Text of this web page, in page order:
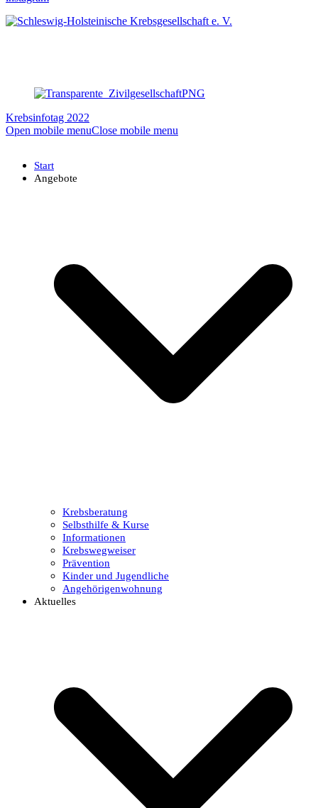
Krebsinfotag 2022
Open mobile menuClose mobile menu
Start
Angebote
Krebsberatung
Selbsthilfe & Kurse
Informationen
Krebswegweiser
Prävention
Kinder und Jugendliche
Angehörigenwohnung
Aktuelles